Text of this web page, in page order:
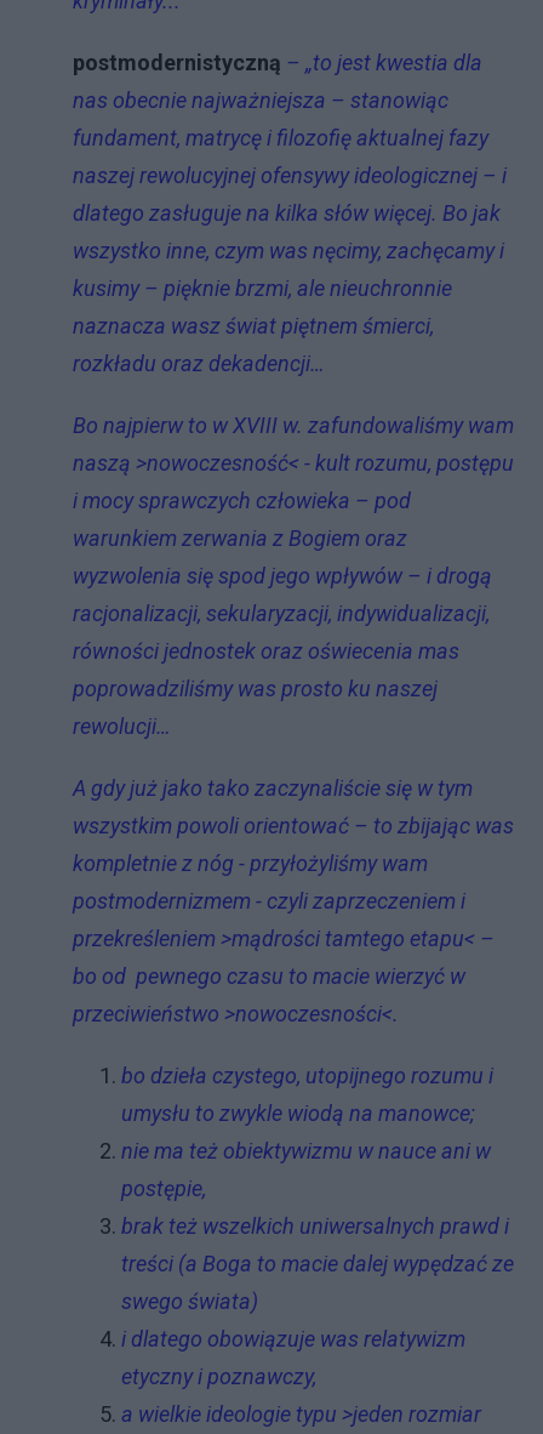
postmodernistyczną – „to jest kwestia dla
nas obecnie najważniejsza – stanowiąc
fundament, matrycę i filozofię aktualnej fazy
naszej rewolucyjnej ofensywy ideologicznej – i
dlatego zasługuje na kilka słów więcej. Bo jak
wszystko inne, czym was nęcimy, zachęcamy i
kusimy – pięknie brzmi, ale nieuchronnie
naznacza wasz świat piętnem śmierci,
rozkładu oraz dekadencji…
Bo najpierw to w XVIII w. zafundowaliśmy wam
naszą >nowoczesność< - kult rozumu, postępu
i mocy sprawczych człowieka – pod
warunkiem zerwania z Bogiem oraz
wyzwolenia się spod jego wpływów – i drogą
racjonalizacji, sekularyzacji, indywidualizacji,
równości jednostek oraz oświecenia mas
poprowadziliśmy was prosto ku naszej
rewolucji…
A gdy już jako tako zaczynaliście się w tym
wszystkim powoli orientować – to zbijając was
kompletnie z nóg - przyłożyliśmy wam
postmodernizmem - czyli zaprzeczeniem i
przekreśleniem >mądrości tamtego etapu< –
bo od pewnego czasu to macie wierzyć w
przeciwieństwo >nowoczesności<.
bo dzieła czystego, utopijnego rozumu i
umysłu to zwykle wiodą na manowce;
nie ma też obiektywizmu w nauce ani w
postępie,
brak też wszelkich uniwersalnych prawd i
treści (a Boga to macie dalej wypędzać ze
swego świata)
i dlatego obowiązuje was relatywizm
etyczny i poznawczy,
a wielkie ideologie typu >jeden rozmiar